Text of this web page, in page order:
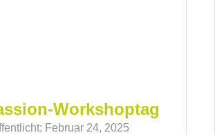
Workshoptag
Februar 24, 2025